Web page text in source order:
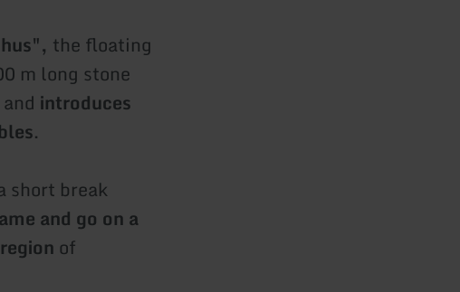
the floating
m long stone
introduces
.
short break
and go on a
of